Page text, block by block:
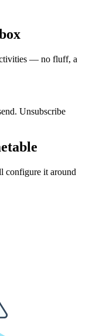
— no fluff, a
Unsubscribe
configure it around